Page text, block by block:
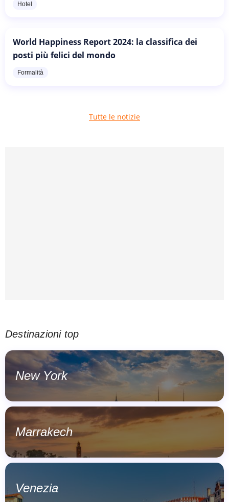
Hotel
World Happiness Report 2024: la classifica dei
posti più felici del mondo
Formalità
Tutte le notizie
Destinazioni top
New York
Marrakech
Venezia